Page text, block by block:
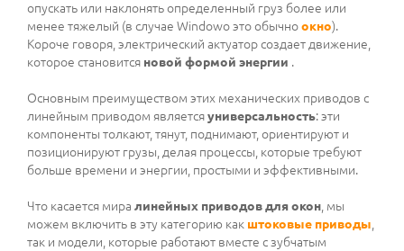
опускать или наклонять определенный груз более или
менее тяжелый (в случае Windowo это обычноокно).
Короче говоря, электрический актуатор создает движение,
которое становится новой формой энергии .
Основным преимуществом этих механических приводов с
линейным приводом являетсяуниверсальность: эти
компоненты толкают, тянут, поднимают, ориентируют и
позиционируют грузы, делая процессы, которые требуют
больше времени и энергии, простыми и эффективными.
Что касается мира линейных приводов для окон, мы
можем включить в эту категорию как штоковые приводы,
так и модели, которые работают вместе с зубчатым